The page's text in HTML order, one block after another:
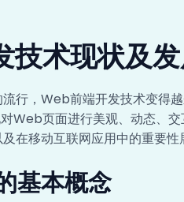
术现状及
行，Web前端开发技术变得
Web页面进行美观、动态、
在移动互联网应用中的重要性
基本概念